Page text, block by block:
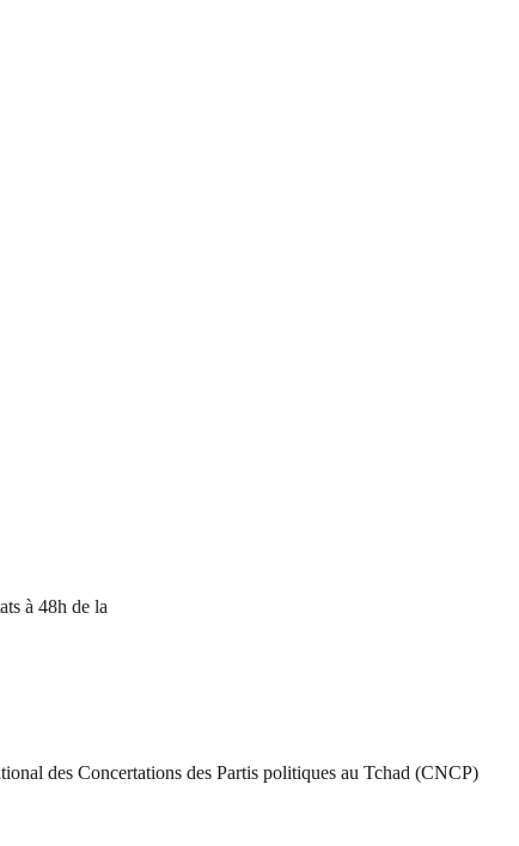
de la
des Concertations des Partis politiques au Tchad (CNCP)